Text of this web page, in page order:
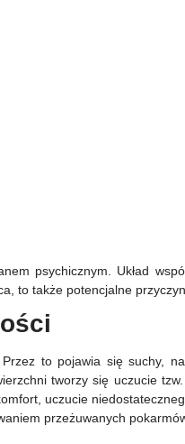
psychicznym. Układ
to także potencjalne
to pojawia się suchy,
tworzy się uczucie
uczucie
przeżuwanych